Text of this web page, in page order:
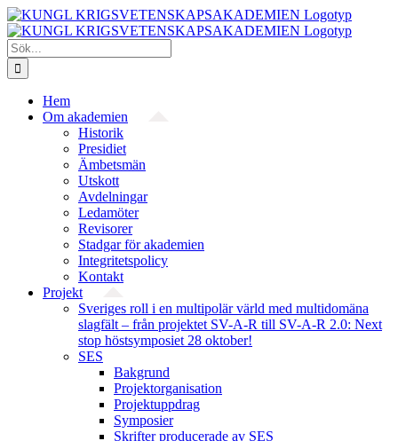
Fortsätt
till
innehållet
Sök
efter:
Hem
Om akademien
Historik
Presidiet
Ämbetsmän
Utskott
Avdelningar
Ledamöter
Revisorer
Stadgar för akademien
Integritetspolicy
Kontakt
Projekt
Sveriges roll i en multipolär värld med multidomäna
slagfält – från projektet SV-A-R till SV-A-R 2.0: Next
stop höstsymposiet 28 oktober!
SES
Bakgrund
Projekt­organisation
Projektuppdrag
Symposier
Skrifter producerade av SES